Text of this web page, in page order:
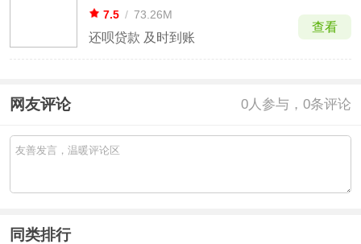
7.5 / 73.26M
还呗贷款 及时到账
查看
网友评论 0人参与，0条评论
同类排行